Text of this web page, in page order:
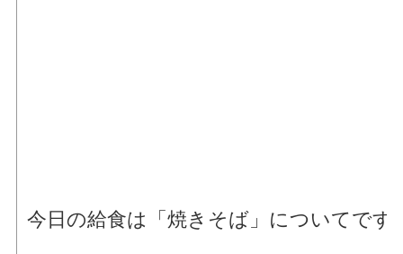
今日の給食は「焼きそば」についてです